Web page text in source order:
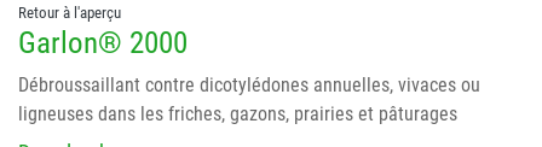
Retour à l'aperçu
Garlon® 2000
Débroussaillant contre dicotylédones annuelles, vivaces ou
ligneuses dans les friches, gazons, prairies et pâturages